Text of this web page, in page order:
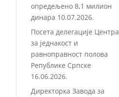
опредељено 8,1 милион
динара 10.07.2026.
Посета делегације Центра
за једнакост и
равноправност полова
Републике Српске
16.06.2026.
Директорка Завода за